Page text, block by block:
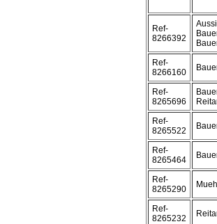
Ref-
8266392
Ref-
8266160
Ref-
8265696
Ref-
8265522
Ref-
8265464
Ref-
8265290
Ref-
8265232